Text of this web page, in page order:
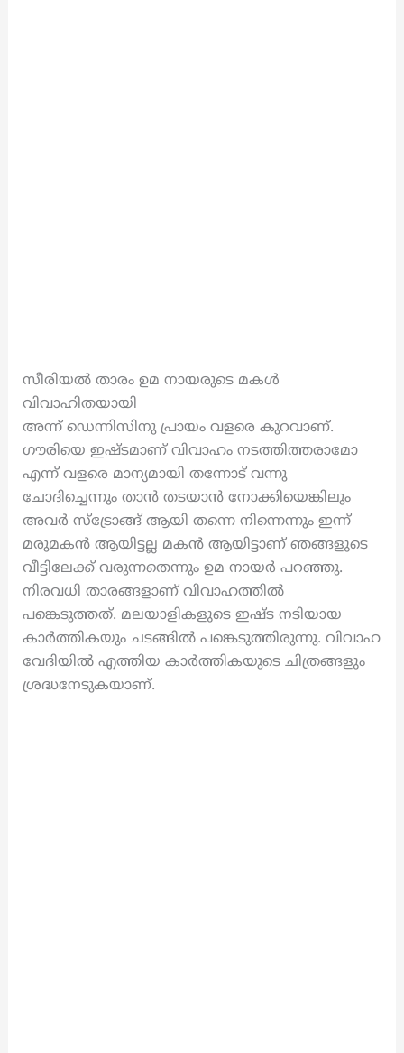
സീരിയൽ താരം ഉമ നായരുടെ മകൾ
വിവാഹിതയായി
അന്ന് ഡെന്നിസിനു പ്രായം വളരെ കുറവാണ്.
ഗൗരിയെ ഇഷ്ടമാണ് വിവാഹം നടത്തിത്തരാമോ
എന്ന് വളരെ മാന്യമായി തന്നോട് വന്നു
ചോദിച്ചെന്നും താൻ തടയാൻ നോക്കിയെങ്കിലും
അവർ സ്ട്രോങ്ങ് ആയി തന്നെ നിന്നെന്നും ഇന്ന്
മരുമകൻ ആയിട്ടല്ല മകൻ ആയിട്ടാണ് ഞങ്ങളുടെ
വീട്ടിലേക്ക് വരുന്നതെന്നും ഉമ നായർ പറഞ്ഞു.
നിരവധി താരങ്ങളാണ് വിവാഹത്തിൽ
പങ്കെടുത്തത്. മലയാളികളുടെ ഇഷ്ട നടിയായ
കാർത്തികയും ചടങ്ങിൽ പങ്കെടുത്തിരുന്നു. വിവാഹ
വേദിയിൽ എത്തിയ കാർത്തികയുടെ ചിത്രങ്ങളും
ശ്രദ്ധനേടുകയാണ്.